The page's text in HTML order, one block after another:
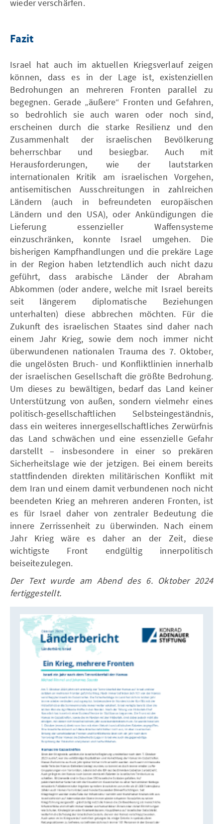
wieder verschärfen.
Fazit
Israel hat auch im aktuellen Kriegsverlauf zeigen
können, dass es in der Lage ist, existenziellen
Bedrohungen an mehreren Fronten parallel zu
begegnen. Gerade „äußere“ Fronten und Gefahren,
so bedrohlich sie auch waren oder noch sind,
erscheinen durch die starke Resilienz und den
Zusammenhalt der israelischen Bevölkerung
beherrschbar und besiegbar. Auch mit
Herausforderungen, wie der lautstarken
internationalen Kritik am israelischen Vorgehen,
antisemitischen Ausschreitungen in zahlreichen
Ländern (auch in befreundeten europäischen
Ländern und den USA), oder Ankündigungen die
Lieferung essenzieller Waffensysteme
einzuschränken, konnte Israel umgehen. Die
bisherigen Kampfhandlungen und die prekäre Lage
in der Region haben letztendlich auch nicht dazu
geführt, dass arabische Länder der Abraham
Abkommen (oder andere, welche mit Israel bereits
seit längerem diplomatische Beziehungen
unterhalten) diese abbrechen möchten. Für die
Zukunft des israelischen Staates sind daher nach
einem Jahr Krieg, sowie dem noch immer nicht
überwundenen nationalen Trauma des 7. Oktober,
die ungelösten Bruch- und Konfliktlinien innerhalb
der israelischen Gesellschaft die größte Bedrohung.
Um dieses zu bewältigen, bedarf das Land keiner
Unterstützung von außen, sondern vielmehr eines
politisch-gesellschaftlichen Selbsteingeständnis,
dass ein weiteres innergesellschaftliches Zerwürfnis
das Land schwächen und eine essenzielle Gefahr
darstellt – insbesondere in einer so prekären
Sicherheitslage wie der jetzigen. Bei einem bereits
stattfindenden direkten militärischen Konflikt mit
dem Iran und einem damit verbundenen noch nicht
beendeten Krieg an mehreren anderen Fronten, ist
es für Israel daher von zentraler Bedeutung die
innere Zerrissenheit zu überwinden. Nach einem
Jahr Krieg wäre es daher an der Zeit, diese
wichtigste Front endgültig innerpolitisch
beiseitezulegen.
Der Text wurde am Abend des 6. Oktober 2024
fertiggestellt.